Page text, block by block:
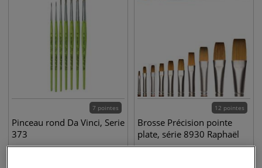
7 pointes
Pinceau rond Da Vinci, Serie
373
12 pointes
Brosse Précision pointe
plate, série 8930 Raphaël